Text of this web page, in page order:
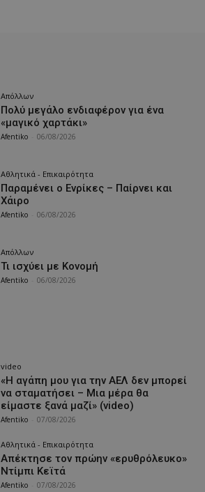
Απόλλων
Πολύ μεγάλο ενδιαφέρον για ένα
«μαγικό χαρτάκι»
Afentiko 06/08/2026
Αθλητικά - Επικαιρότητα
Παραμένει ο Ενρίκες – Παίρνει και
Χάιρο
Afentiko 06/08/2026
Απόλλων
Τι ισχύει με Κονομή
Afentiko 06/08/2026
video
«Η αγάπη μου για την ΑΕΛ δεν μπορεί
να σταματήσει – Μια μέρα θα
είμαστε ξανά μαζί» (video)
Afentiko 07/08/2026
Αθλητικά - Επικαιρότητα
Απέκτησε τον πρώην «ερυθρόλευκο»
Ντίμπι Κεϊτά
Afentiko 07/08/2026